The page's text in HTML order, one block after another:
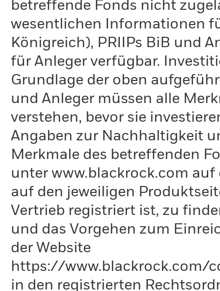
betreffende Fonds nicht
wesentlichen Informationen
Königreich), PRIIPs BiB und
für Anleger verfügbar.
Grundlage der oben
und Anleger müssen alle
verstehen, bevor sie
Angaben zur Nachhaltigkeit
Merkmale des betreffenden
unter www.blackrock.com auf
auf den jeweiligen
Vertrieb registriert ist, zu
und das Vorgehen zum
der Website
https://www.blackrock.com/
in den registrierten